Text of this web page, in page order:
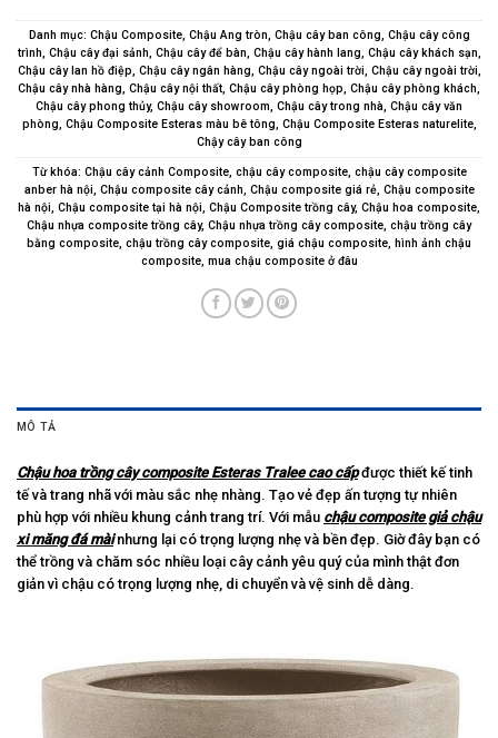
Danh mục: Chậu Composite, Chậu Ang tròn, Chậu cây ban công, Chậu cây công
trình, Chậu cây đại sảnh, Chậu cây để bàn, Chậu cây hành lang, Chậu cây khách sạn,
Chậu cây lan hồ điệp, Chậu cây ngân hàng, Chậu cây ngoài trời, Chậu cây ngoài trời,
Chậu cây nhà hàng, Chậu cây nội thất, Chậu cây phòng họp, Chậu cây phòng khách,
Chậu cây phong thủy, Chậu cây showroom, Chậu cây trong nhà, Chậu cây văn
phòng, Chậu Composite Esteras màu bê tông, Chậu Composite Esteras naturelite,
Chậy cây ban công
Từ khóa: Chậu cây cảnh Composite, chậu cây composite, chậu cây composite
anber hà nội, Chậu composite cây cảnh, Chậu composite giá rẻ, Chậu composite
hà nội, Chậu composite tại hà nội, Chậu Composite trồng cây, Chậu hoa composite,
Chậu nhựa composite trồng cây, Chậu nhựa trồng cây composite, chậu trồng cây
bằng composite, chậu trồng cây composite, giá chậu composite, hình ảnh chậu
composite, mua chậu composite ở đâu
MÔ TẢ
Chậu hoa trồng cây composite Esteras Tralee cao cấpđược thiết kế tinh
tế và trang nhã với màu sắc nhẹ nhàng. Tạo vẻ đẹp ấn tượng tự nhiên
phù hợp với nhiều khung cảnh trang trí. Với mẫu chậu composite giả chậu
xi măng đá màinhưng lại có trọng lượng nhẹ và bền đẹp. Giờ đây bạn có
thể trồng và chăm sóc nhiều loại cây cảnh yêu quý của mình thật đơn
giản vì chậu có trọng lượng nhẹ, di chuyển và vệ sinh dễ dàng.